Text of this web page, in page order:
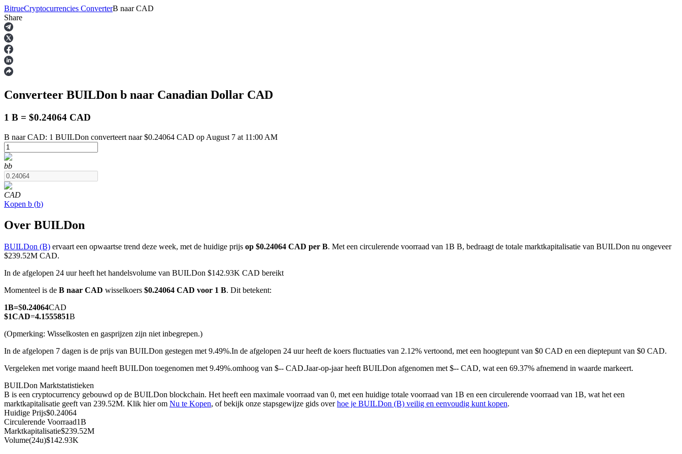
Termijncontracten
USDT-futures
Futures met USDT als onderpand
COIN-M-futures
Cryptocurrency-futures
BitrueCryptocurrencies ConverterB naar CAD
Share
Converteer BUILDon b naar Canadian Dollar CAD
1 B = $0.24064 CAD
B naar CAD: 1 BUILDon converteert naar $0.24064 CAD op August 7 at 11:00 AM
bb
CAD
Kopen b (b)
Over BUILDon
BUILDon (B) ervaart een opwaartse trend deze week, met de huidige prijs op $0.24064 CAD per B. Met een circulerende voorraad van 1B B, bedraagt de totale marktkapitalisatie van BUILDon nu ongeveer
$239.52M CAD.
In de afgelopen 24 uur heeft het handelsvolume van BUILDon $142.93K CAD bereikt
Momenteel is de B naar CAD wisselkoers $0.24064 CAD voor 1 B. Dit betekent:
1B=$0.24064CAD
$1CAD=4.1555851B
(Opmerking: Wisselkosten en gasprijzen zijn niet inbegrepen.)
In de afgelopen 7 dagen is de prijs van BUILDon gestegen met 9.49%.In de afgelopen 24 uur heeft de koers fluctuaties van 2.12% vertoond, met een hoogtepunt van $0 CAD en een dieptepunt van $0 CAD.
Vergeleken met vorige maand heeft BUILDon toegenomen met 9.49%.omhoog van $-- CAD.Jaar-op-jaar heeft BUILDon afgenomen met $-- CAD, wat een 69.37% afnemend in waarde markeert.
BUILDon Marktstatistieken
B is een cryptocurrency gebouwd op de BUILDon blockchain. Het heeft een maximale voorraad van 0, met een huidige totale voorraad van 1B en een circulerende voorraad van 1B, wat het een
marktkapitalisatie geeft van 239.52M. Klik hier om Nu te Kopen, of bekijk onze stapsgewijze gids overhoe je BUILDon (B) veilig en eenvoudig kunt kopen.
Huidige Prijs$0.24064
Circulerende Voorraad1B
Marktkapitalisatie$239.52M
Volume(24u)$142.93K